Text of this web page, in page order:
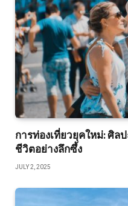
การท่องเที่ยวยุคใหม่: ศิล
ชีวิตอย่างลึกซึ้ง
JULY 2, 2025